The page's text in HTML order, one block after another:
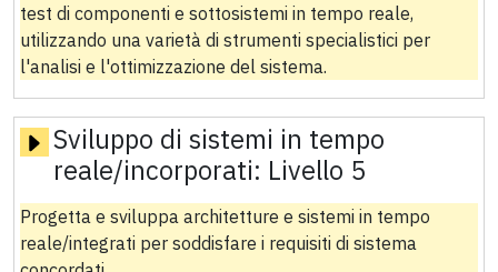
test di componenti e sottosistemi in tempo reale,
utilizzando una varietà di strumenti specialistici per
l'analisi e l'ottimizzazione del sistema.
Sviluppo di sistemi in tempo
reale/incorporati: Livello 5
Progetta e sviluppa architetture e sistemi in tempo
reale/integrati per soddisfare i requisiti di sistema